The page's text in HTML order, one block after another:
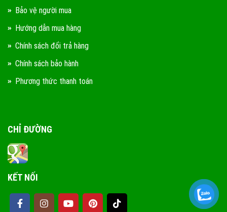
Bảo vệ người mua
Hướng dẫn mua hàng
Chính sách đổi trả hàng
Chính sách bảo hành
Phương thức thanh toán
CHỈ ĐƯỜNG
KẾT NỐI